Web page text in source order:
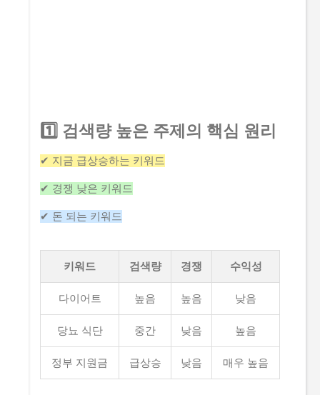
1️⃣ 검색량 높은 주제의 핵심 원리
✔ 지금 급상승하는 키워드
✔ 경쟁 낮은 키워드
✔ 돈 되는 키워드
키워드 검색량 경쟁 수익성
다이어트 높음 높음 낮음
당뇨 식단 중간 낮음 높음
정부 지원금 급상승 낮음 매우 높음